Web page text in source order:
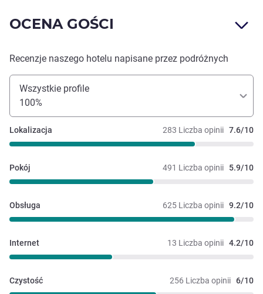
OCENA GOŚCI
Recenzje naszego hotelu napisane przez podróżnych
Wszystkie profile
100%
283 Liczba opinii 7.6/10
Lokalizacja
491 Liczba opinii 5.9/10
Pokój
625 Liczba opinii 9.2/10
Obsługa
13 Liczba opinii 4.2/10
Internet
256 Liczba opinii 6/10
Czystość